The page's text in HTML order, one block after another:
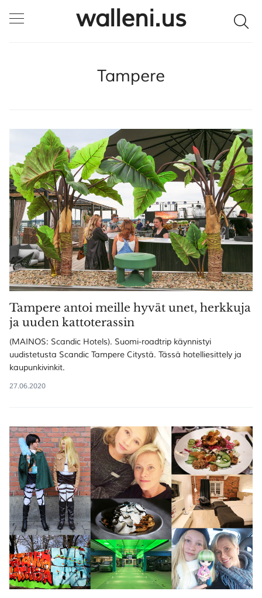
walleni.us
Tampere
Tampere antoi meille hyvät unet, herkkuja
ja uuden kattoterassin
(MAINOS: Scandic Hotels). Suomi-roadtrip käynnistyi
uudistetusta Scandic Tampere Citystä. Tässä hotelliesittely ja
kaupunkivinkit.
27.06.2020